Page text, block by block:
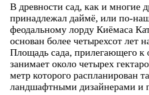
В древности сад, как и многие
принадлежал даймё, или по-
феодальному лорду Киёмаса
основан более четырехсот лет
Площадь сада, прилегающего к
занимает около четырех
метр которого распланирован
ландшафтными дизайнерами и